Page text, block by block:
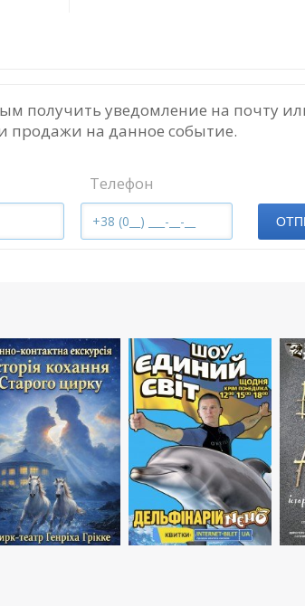
получить уведомление на почту
продажи на данное событие.
Телефон